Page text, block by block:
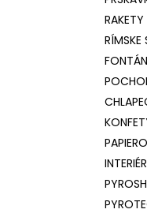
RAKETY
RÍMSKE
€12